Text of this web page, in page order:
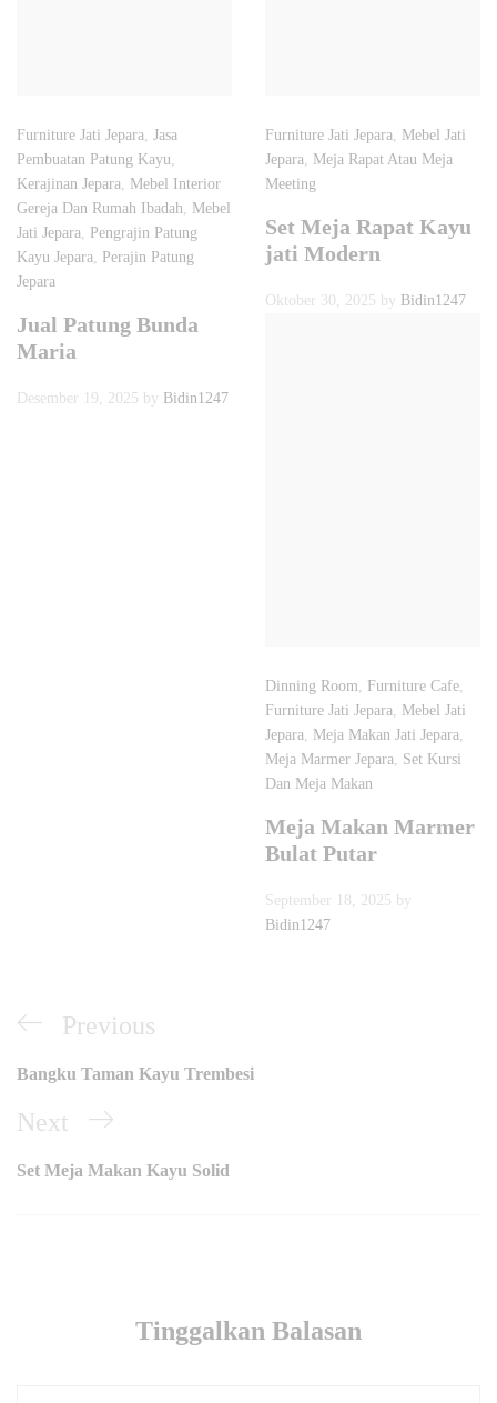
Furniture Jati Jepara, Jasa
Pembuatan Patung Kayu,
Kerajinan Jepara, Mebel Interior
Gereja Dan Rumah Ibadah, Mebel
Jati Jepara, Pengrajin Patung
Kayu Jepara, Perajin Patung
Jepara
Jual Patung Bunda
Maria
Desember 19, 2025 by Bidin1247
Furniture Jati Jepara, Mebel Jati
Jepara, Meja Rapat Atau Meja
Meeting
Set Meja Rapat Kayu
jati Modern
Oktober 30, 2025 by Bidin1247
Dinning Room, Furniture Cafe,
Furniture Jati Jepara, Mebel Jati
Jepara, Meja Makan Jati Jepara,
Meja Marmer Jepara, Set Kursi
Dan Meja Makan
Meja Makan Marmer
Bulat Putar
September 18, 2025 by
Bidin1247
Navigasi
pos
Previous
Post
Previous
Bangku Taman Kayu Trembesi
Next
Post
Next
Set Meja Makan Kayu Solid
Tinggalkan Balasan